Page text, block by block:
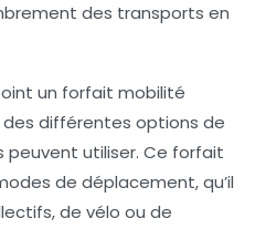
des transports en
un forfait mobilité
différentes options de
peuvent utiliser. Ce forfait
de déplacement, qu’il
de vélo ou de